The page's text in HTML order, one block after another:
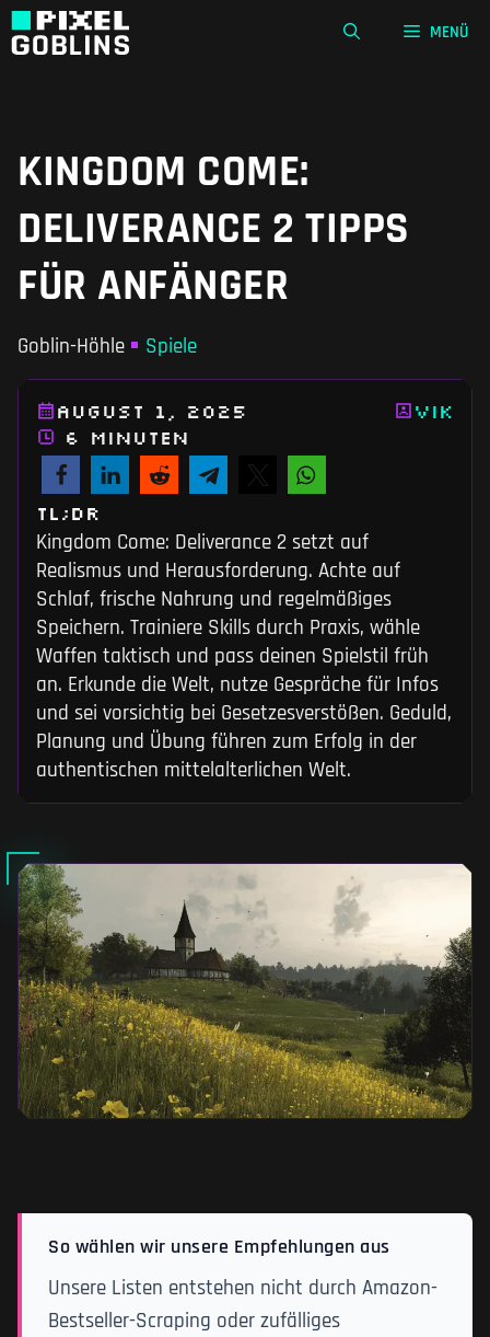
Zum
Inhalt
MENÜ
KINGDOM COME:
DELIVERANCE 2 TIPPS
FÜR ANFÄNGER
Goblin-Höhle Spiele
TL;DR
Kingdom Come: Deliverance 2 setzt auf
Realismus und Herausforderung. Achte auf
Schlaf, frische Nahrung und regelmäßiges
Speichern. Trainiere Skills durch Praxis, wähle
Waffen taktisch und pass deinen Spielstil früh
an. Erkunde die Welt, nutze Gespräche für Infos
und sei vorsichtig bei Gesetzesverstößen. Geduld,
Planung und Übung führen zum Erfolg in der
authentischen mittelalterlichen Welt.
August 1, 2025
Vik
6 Minuten
So wählen wir unsere Empfehlungen aus
Unsere Listen entstehen nicht durch Amazon-
Bestseller-Scraping oder zufälliges